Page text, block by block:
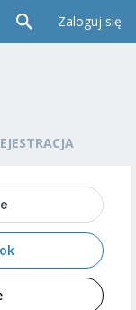
Zaloguj się